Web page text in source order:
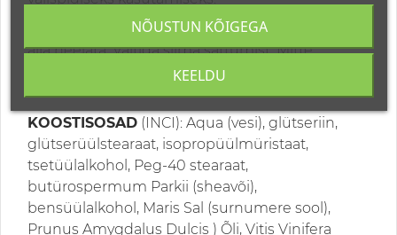
Hoiatus: kasutage ainult vastavalt juhistele. Mitte
alla neelata. Vältida silma sattumist. Mitte
kasutada ülitundlikkuse korral mõne koostisosa
suhtes.
KOOSTISOSAD (INCI): Aqua (vesi), glütseriin,
glütserüülstearaat, isopropüülmüristaat,
tsetüülalkohol, Peg-40 stearaat,
butürospermum Parkii (sheavõi),
bensüülalkohol, Maris Sal (surnumere sool),
Prunus Amygdalus Dulcis ) Õli, Vitis Vinifera
KEELDU
NÕUSTUN KÕIGEGA